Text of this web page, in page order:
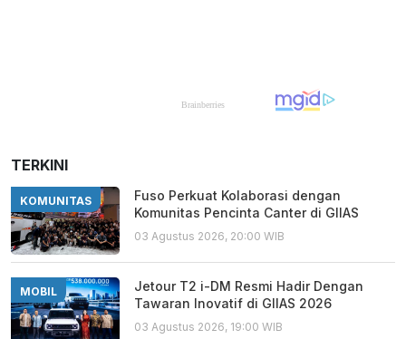
TERKINI
KOMUNITAS
Fuso Perkuat Kolaborasi dengan
Komunitas Pencinta Canter di GIIAS
03 Agustus 2026, 20:00 WIB
MOBIL
Jetour T2 i-DM Resmi Hadir Dengan
Tawaran Inovatif di GIIAS 2026
03 Agustus 2026, 19:00 WIB